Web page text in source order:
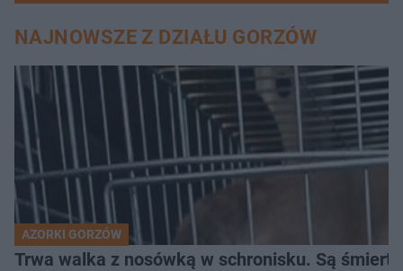
NAJNOWSZE Z DZIAŁU GORZÓW
AZORKI GORZÓW
Trwa walka z nosówką w schronisku. Są